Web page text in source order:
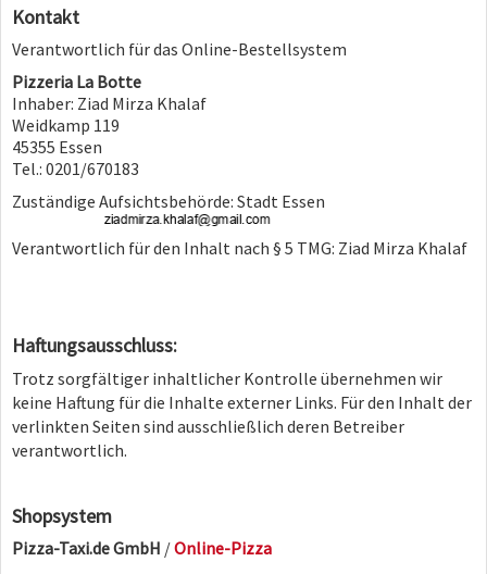
Kontakt
Verantwortlich für das Online-Bestellsystem
Pizzeria La Botte
Inhaber: Ziad Mirza Khalaf
Weidkamp 119
45355 Essen
Tel.: 0201/670183
Zuständige Aufsichtsbehörde: Stadt Essen
Verantwortlich für den Inhalt nach § 5 TMG: Ziad Mirza Khalaf
Haftungsausschluss:
Trotz sorgfältiger inhaltlicher Kontrolle übernehmen wir
keine Haftung für die Inhalte externer Links. Für den Inhalt der
verlinkten Seiten sind ausschließlich deren Betreiber
verantwortlich.
Shopsystem
Pizza-Taxi.de GmbH /Online-Pizza